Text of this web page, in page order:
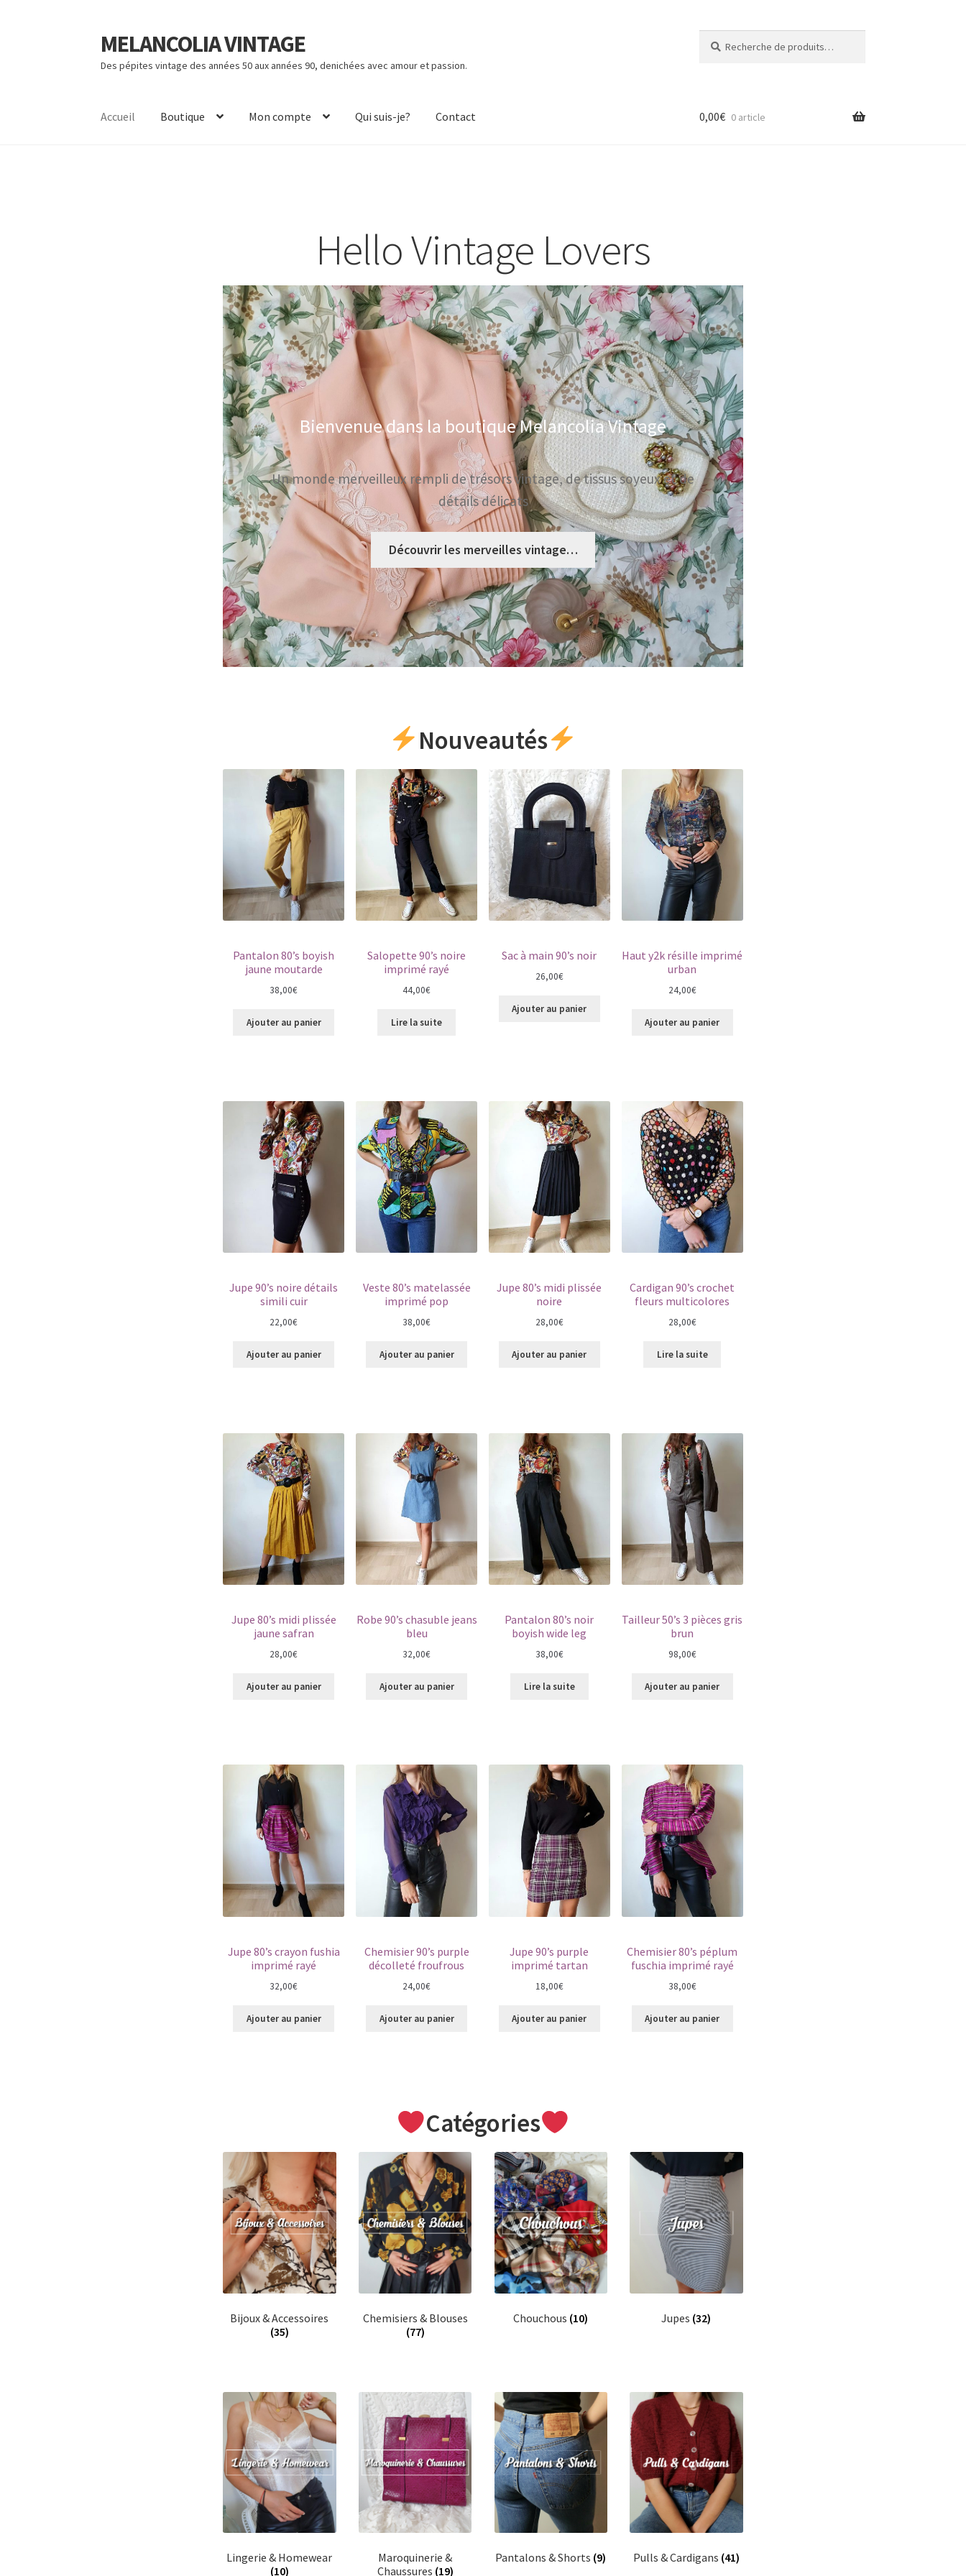
Aller
à
la
Aller
au
contenu
MELANCOLIA VINTAGE
Des pépites vintage des années 50 aux années 90, denichées avec amour et passion.
pour :
r
Accueil Boutique Mon compte Qui suis-je? Contact 0,00€ 0 article
Hello Vintage Lovers
Bienvenue dans la boutique Melancolia Vintage
Un monde merveilleux rempli de trésors vintage, de tissus soyeux et de
détails délicats
Découvrir les merveilles vintage…
Nouveautés
Pantalon 80’s boyish
jaune moutarde
38,00€
Ajouter au panier
Salopette 90’s noire
imprimé rayé
44,00€
Lire la suite
Sac à main 90’s noir
26,00€
Ajouter au panier
Haut y2k résille imprimé
urban
24,00€
Ajouter au panier
Jupe 90’s noire détails
simili cuir
22,00€
Ajouter au panier
Veste 80’s matelassée
imprimé pop
38,00€
Ajouter au panier
Jupe 80’s midi plissée
noire
28,00€
Ajouter au panier
Cardigan 90’s crochet
fleurs multicolores
28,00€
Lire la suite
Jupe 80’s midi plissée
jaune safran
28,00€
Ajouter au panier
Robe 90’s chasuble jeans
bleu
32,00€
Ajouter au panier
Pantalon 80’s noir
boyish wide leg
38,00€
Lire la suite
Tailleur 50’s 3 pièces gris
brun
98,00€
Ajouter au panier
Jupe 80’s crayon fushia
imprimé rayé
32,00€
Ajouter au panier
Chemisier 90’s purple
décolleté froufrous
24,00€
Ajouter au panier
Jupe 90’s purple
imprimé tartan
18,00€
Ajouter au panier
Chemisier 80’s péplum
fuschia imprimé rayé
38,00€
Ajouter au panier
Catégories
Bijoux & Accessoires
(35)
Chemisiers & Blouses
(77)
Chouchous (10) Jupes (32)
Lingerie & Homewear
(10)
Maroquinerie &
Chaussures (19)
Pantalons & Shorts (9) Pulls & Cardigans (41)